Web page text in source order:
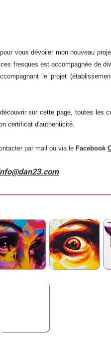
vous dévoiler mon nouveau
fresques est accompagnée de
le projet
sur cette page, toutes les
certificat d'authenticité.
par mail ou via le Facebook